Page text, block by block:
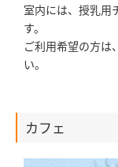
室内には、授乳用
す。
ご利用希望の方は
い。
カフェ